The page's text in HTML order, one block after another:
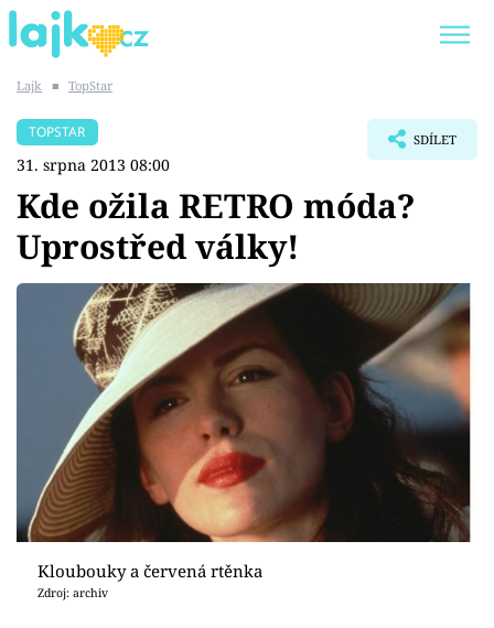
SHOPAHOLICADEL
Témata
Showbyznys
Youtubeři
Virály
Sex a vztahy
Videa
Sledujte prima+
Lajk ■ TopStar
TOPSTAR
31. srpna 2013 08:00
SDÍLET
Kde ožila RETRO móda?
Uprostřed války!
Kloubouky a červená rtěnka
Zdroj: archiv